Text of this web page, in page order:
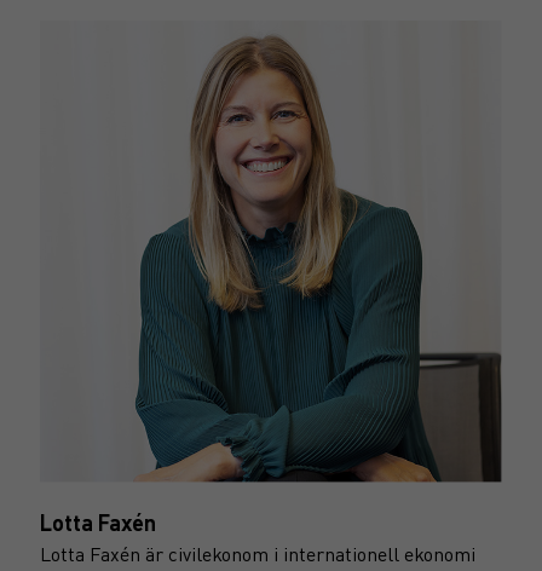
Lotta Faxén
Lotta Faxén är civilekonom i internationell ekonomi